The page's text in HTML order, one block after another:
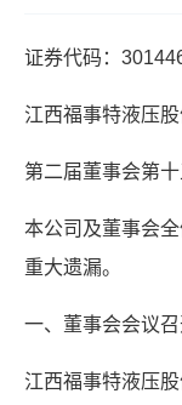
证券代码：
江西福事特液压
第二届董事会第
本公司及董事会
重大遗漏。
一、董事会会议
江西福事特液压